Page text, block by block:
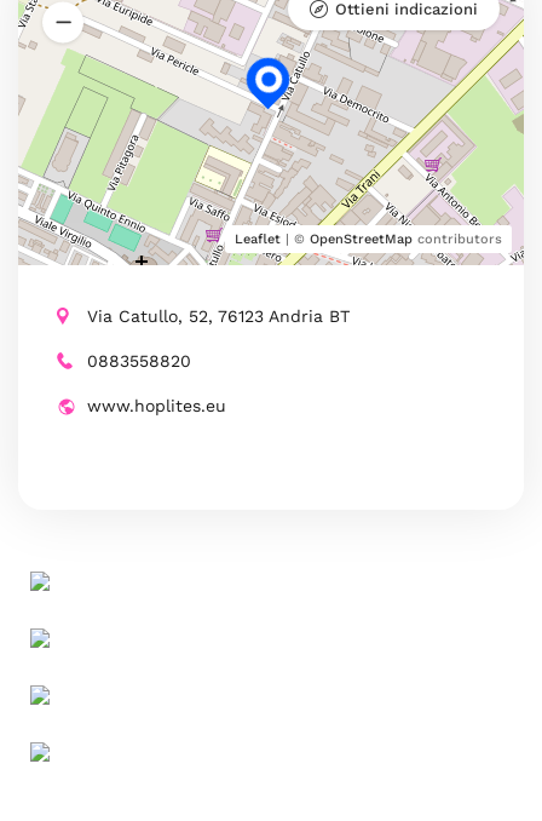
Leaflet | © OpenStreetMap contributors
Ottieni indicazioni
Via Catullo, 52, 76123 Andria BT
0883558820
www.hoplites.eu